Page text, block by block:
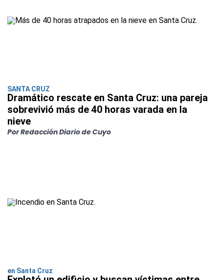
SANTA CRUZ
Dramático rescate en Santa Cruz: una pareja
sobrevivió más de 40 horas varada en la
nieve
Por Redacción Diario de Cuyo
en Santa Cruz